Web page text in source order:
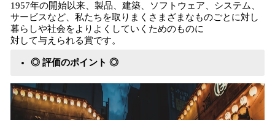
1957年の開始以来、製品、建築、ソフトウェア、システム、
サービスなど、私たちを取りまくさまざまなものごとに対し
暮らしや社会をよりよくしていくためのものに
対して与えられる賞です。
◎ 評価のポイント ◎